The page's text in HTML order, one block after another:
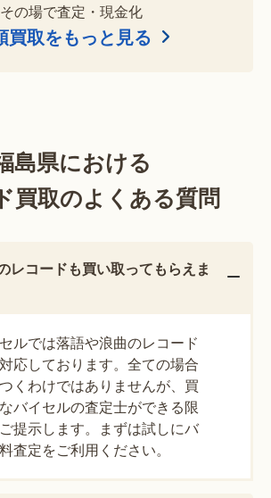
その場で査定・現金化
買取をもっと見る
島県における
買取のよくある質問
レコードも買い取ってもらえま
ルでは落語や浪曲のレコード
応しております。全ての場合
くわけではありませんが、買
バイセルの査定士ができる限
提示します。まずは試しにバ
査定をご利用ください。